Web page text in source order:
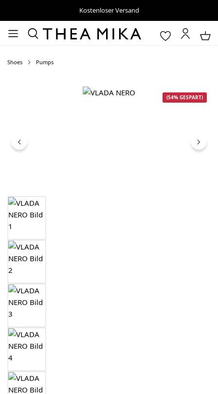
Kostenloser Versand
Shoes Pumps
Bildergalerie überspringen
(54% GESPART)